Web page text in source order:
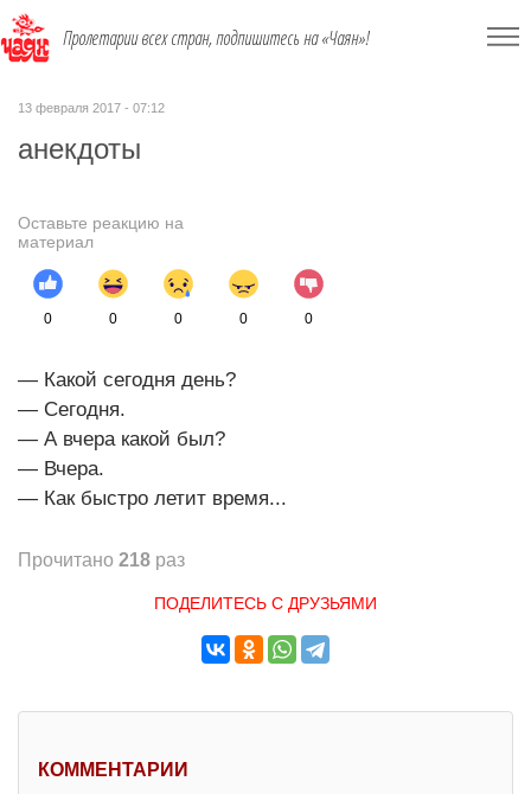
Пролетарии всех стран, подпишитесь на «Чаян»!
13 февраля 2017 - 07:12
анекдоты
Оставьте реакцию на
материал
0 0 0 0 0
— Какой сегодня день?
— Сегодня.
— А вчера какой был?
— Вчера.
— Как быстро летит время...
Прочитано 218 раз
ПОДЕЛИТЕСЬ С ДРУЗЬЯМИ
КОММЕНТАРИИ